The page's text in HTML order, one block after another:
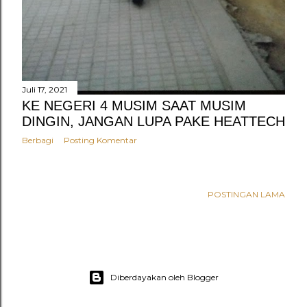
Juli 17, 2021
KE NEGERI 4 MUSIM SAAT MUSIM
DINGIN, JANGAN LUPA PAKE HEATTECH
Berbagi Posting Komentar
POSTINGAN LAMA
Diberdayakan oleh Blogger